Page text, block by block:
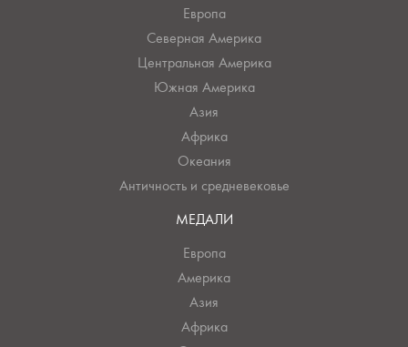
Европа
Северная Америка
Центральная Америка
Южная Америка
Азия
Африка
Океания
Античность и средневековье
МЕДАЛИ
Европа
Америка
Азия
Африка